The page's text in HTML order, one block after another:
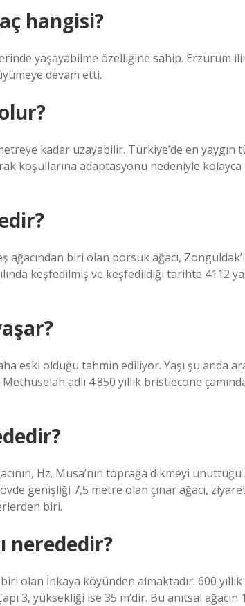
hangisi?
yaşayabilme özelliğine sahip. Erzurum
devam etti.
kadar uzayabilir. Türkiye’de en yaygın
koşullarına adaptasyonu nedeniyle kolayca
ağacından biri olan porsuk ağacı,
keşfedilmiş ve keşfedildiği tarihte 4112
eski olduğu tahmin ediliyor. Yaşı şu anda
adlı 4.850 yıllık bristlecone
Hz. Musa’nın toprağa dikmeyi unuttuğu
genişliği 7,5 metre olan çınar ağacı,
biri.
nerededir?
olan İnkaya köyünden almaktadır. 600
3, yüksekliği ise 35 m’dir. Bu anıtsal ağacın